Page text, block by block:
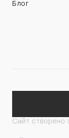
Блог
Сайт створено